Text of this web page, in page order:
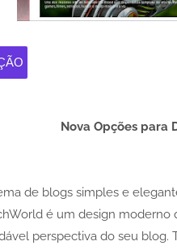
Nova Opções para
de blogs simples e
é um design
perspectiva do seu